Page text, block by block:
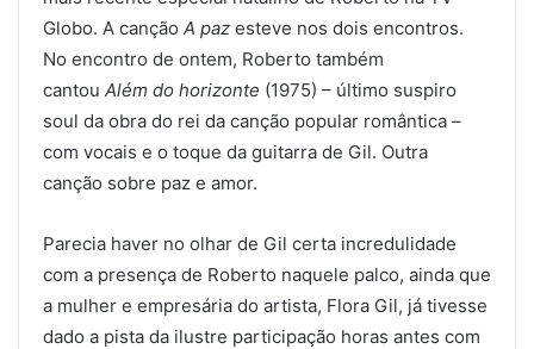
Globo. A canção A paz esteve nos dois encontros.
No encontro de ontem, Roberto também
cantou Além do horizonte (1975) – último suspiro
soul da obra do rei da canção popular romântica –
com vocais e o toque da guitarra de Gil. Outra
canção sobre paz e amor.
Parecia haver no olhar de Gil certa incredulidade
com a presença de Roberto naquele palco, ainda que
a mulher e empresária do artista, Flora Gil, já tivesse
dado a pista da ilustre participação horas antes com